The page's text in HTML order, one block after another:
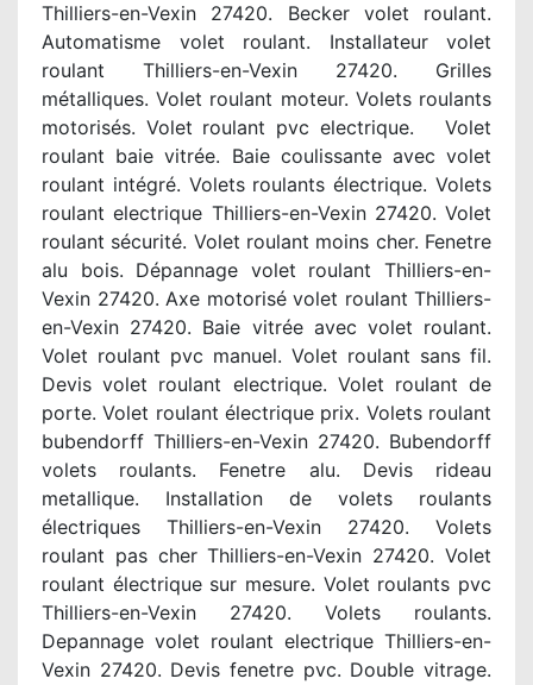
Thilliers-en-Vexin 27420. Becker volet roulant.
Automatisme volet roulant. Installateur volet
roulant Thilliers-en-Vexin 27420. Grilles
métalliques. Volet roulant moteur. Volets roulants
motorisés. Volet roulant pvc electrique. Volet
roulant baie vitrée. Baie coulissante avec volet
roulant intégré. Volets roulants électrique. Volets
roulant electrique Thilliers-en-Vexin 27420. Volet
roulant sécurité. Volet roulant moins cher. Fenetre
alu bois. Dépannage volet roulant Thilliers-en-
Vexin 27420. Axe motorisé volet roulant Thilliers-
en-Vexin 27420. Baie vitrée avec volet roulant.
Volet roulant pvc manuel. Volet roulant sans fil.
Devis volet roulant electrique. Volet roulant de
porte. Volet roulant électrique prix. Volets roulant
bubendorff Thilliers-en-Vexin 27420. Bubendorff
volets roulants. Fenetre alu. Devis rideau
metallique. Installation de volets roulants
électriques Thilliers-en-Vexin 27420. Volets
roulant pas cher Thilliers-en-Vexin 27420. Volet
roulant électrique sur mesure. Volet roulants pvc
Thilliers-en-Vexin 27420. Volets roulants.
Depannage volet roulant electrique Thilliers-en-
Vexin 27420. Devis fenetre pvc. Double vitrage.